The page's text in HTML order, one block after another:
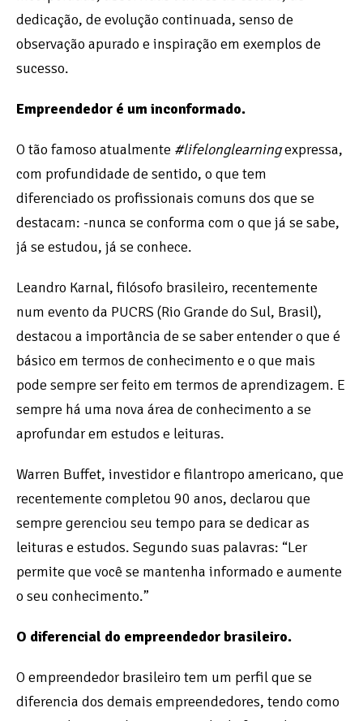
dedicação, de evolução continuada, senso de
observação apurado e inspiração em exemplos de
sucesso.
Empreendedor é um inconformado.
O tão famoso atualmente #lifelonglearningexpressa,
com profundidade de sentido, o que tem
diferenciado os profissionais comuns dos que se
destacam: -nunca se conforma com o que já se sabe,
já se estudou, já se conhece.
Leandro Karnal, filósofo brasileiro, recentemente
num evento da PUCRS (Rio Grande do Sul, Brasil),
destacou a importância de se saber entender o que é
básico em termos de conhecimento e o que mais
pode sempre ser feito em termos de aprendizagem. E
sempre há uma nova área de conhecimento a se
aprofundar em estudos e leituras.
Warren Buffet, investidor e filantropo americano, que
recentemente completou 90 anos, declarou que
sempre gerenciou seu tempo para se dedicar as
leituras e estudos. Segundo suas palavras: “Ler
permite que você se mantenha informado e aumente
o seu conhecimento.”
O diferencial do empreendedor brasileiro.
O empreendedor brasileiro tem um perfil que se
diferencia dos demais empreendedores, tendo como